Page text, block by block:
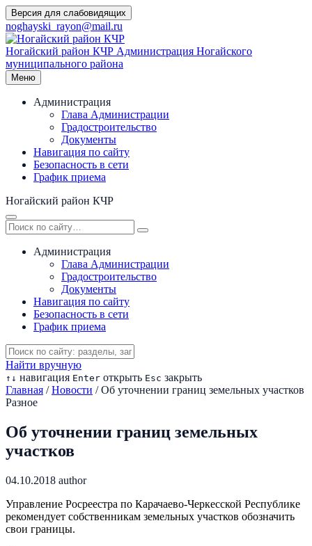
Перейти
к
содержимому
Версия для слабовидящих
noghayski_rayon@mail.ru
Ногайский район КЧР Администрация Ногайского
муниципального района
Меню
Администрация
Глава Администрации
Градостроительство
Документы
Навигация по сайту
Безопасность в сети
График приема
Ногайский район КЧР
Администрация
Глава Администрации
Градостроительство
Документы
Навигация по сайту
Безопасность в сети
График приема
Найти вручную
↑ ↓ навигация Enter открыть Esc закрыть
Главная / Новости / Об уточнении границ земельных участков
Разное
Об уточнении границ земельных
участков
04.10.2018 author
Управление Росреестра по Карачаево-Черкесской Республике
рекомендует собственникам земельных участков обозначить
свои границы.